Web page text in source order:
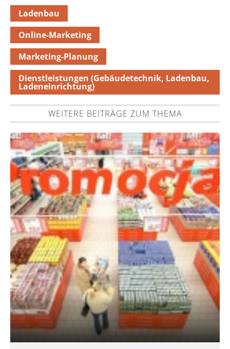
Ladenbau
Online-Marketing
Marketing-Planung
Dienstleistungen (Gebäudetechnik, Ladenbau,
Ladeneinrichtung)
WEITERE BEITRÄGE ZUM THEMA